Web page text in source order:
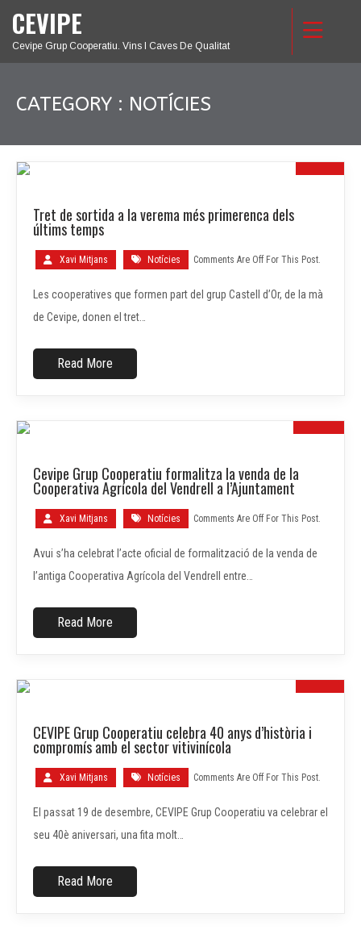
CEVIPE
Cevipe Grup Cooperatiu. Vins I Caves De Qualitat
CATEGORY : NOTÍCIES
30
Tret de sortida a la verema més primerenca dels
últims temps
Xavi Mitjans Notícies Comments Are Off For This Post.
Les cooperatives que formen part del grup Castell d’Or, de la mà
de Cevipe, donen el tret…
Read More
19
Cevipe Grup Cooperatiu formalitza la venda de la
Cooperativa Agrícola del Vendrell a l’Ajuntament
Xavi Mitjans Notícies Comments Are Off For This Post.
Avui s’ha celebrat l’acte oficial de formalització de la venda de
l’antiga Cooperativa Agrícola del Vendrell entre…
Read More
07
GEN.
CEVIPE Grup Cooperatiu celebra 40 anys d’història i
compromís amb el sector vitivinícola
Xavi Mitjans Notícies Comments Are Off For This Post.
El passat 19 de desembre, CEVIPE Grup Cooperatiu va celebrar el
seu 40è aniversari, una fita molt…
Read More